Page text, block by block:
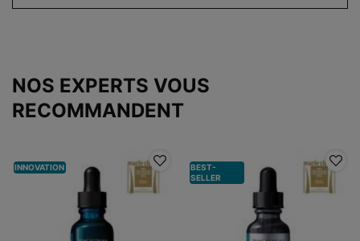
NOS EXPERTS VOUS
RECOMMANDENT
INNOVATION
BEST-
SELLER